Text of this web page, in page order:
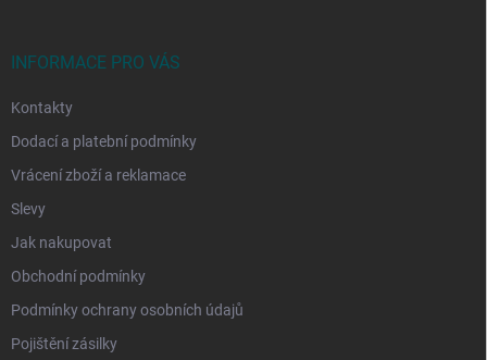
INFORMACE PRO VÁS
Kontakty
Dodací a platební podmínky
Vrácení zboží a reklamace
Slevy
Jak nakupovat
Obchodní podmínky
Podmínky ochrany osobních údajů
Pojištění zásilky